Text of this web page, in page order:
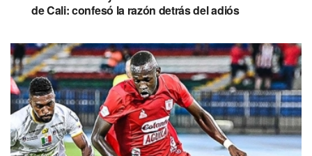
de Cali: confesó la razón detrás del adiós